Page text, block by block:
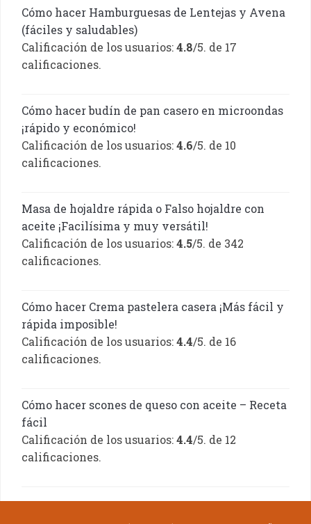
Cómo hacer Hamburguesas de Lentejas y Avena
(fáciles y saludables)
Calificación de los usuarios:4.8/5. de 17
calificaciones.
Cómo hacer budín de pan casero en microondas
¡rápido y económico!
Calificación de los usuarios:4.6/5. de 10
calificaciones.
Masa de hojaldre rápida o Falso hojaldre con
aceite ¡Facilísima y muy versátil!
Calificación de los usuarios:4.5/5. de 342
calificaciones.
Cómo hacer Crema pastelera casera ¡Más fácil y
rápida imposible!
Calificación de los usuarios:4.4/5. de 16
calificaciones.
Cómo hacer scones de queso con aceite – Receta
fácil
Calificación de los usuarios:4.4/5. de 12
calificaciones.